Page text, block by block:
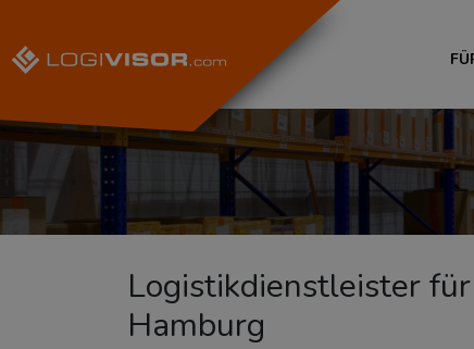
Logistikdienstleister
Hamburg